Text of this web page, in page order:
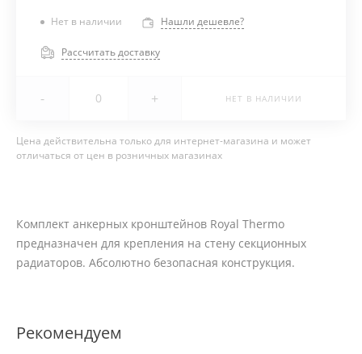
Нет в наличии Нашли дешевле?
Рассчитать доставку
- + НЕТ В НАЛИЧИИ
Цена действительна только для интернет-магазина и может
отличаться от цен в розничных магазинах
Комплект анкерных кронштейнов Royal Thermo
предназначен для крепления на стену секционных
радиаторов. Абсолютно безопасная конструкция.
Рекомендуем